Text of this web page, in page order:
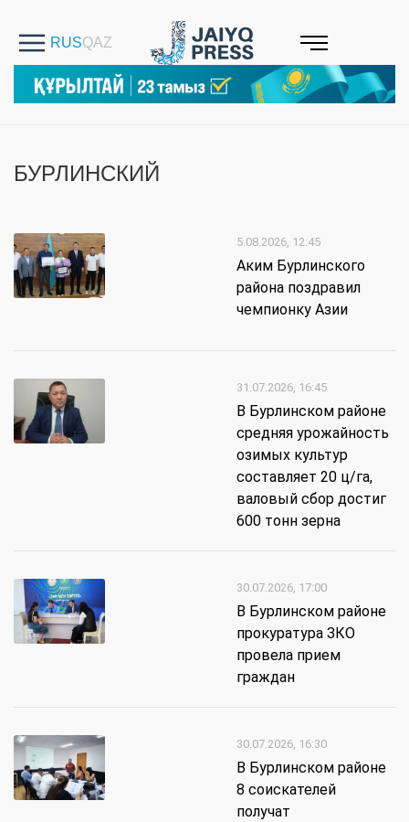
БУРЛИНСКИЙ
5.08.2026, 12:45
Аким Бурлинского
района поздравил
чемпионку Азии
31.07.2026, 16:45
В Бурлинском районе
средняя урожайность
озимых культур
составляет 20 ц/га,
валовый сбор достиг
600 тонн зерна
30.07.2026, 17:00
В Бурлинском районе
прокуратура ЗКО
провела прием
граждан
30.07.2026, 16:30
В Бурлинском районе
8 соискателей
получат